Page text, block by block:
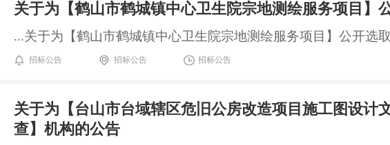
关于为【鹤山市鹤城镇中心卫生院宗地测绘服务项目】
...关于为【鹤山市鹤城镇中心卫生院宗地测绘服务项目】公开选
招标公告 招标公告 招标公告
关于为【台山市台域辖区危旧公房改造项目施工图设
查】机构的公告